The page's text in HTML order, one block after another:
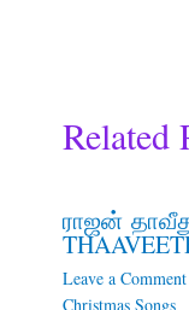
Related
ராஜன்
Leave a Comment
Christmas Songs